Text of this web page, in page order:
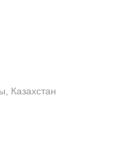
Казахстан